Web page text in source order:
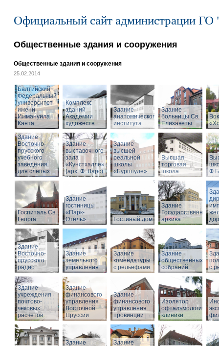
Официальный сайт администрации ГО
Общественные здания и сооружения
Общественные здания и сооружения
25.02.2014
Балтийский
Федеральный
университет
имени
Иммануила
Канта
Комплекс
зданий
Академии
художеств
Здание
анатомического
института
Здание
больницы Св.
Елизаветы
Здание
Восточно-
прусского
учебного
заведения
для слепых
Здание
выставочного
зала
«Кунстхалле»
(арх. Ф. Ларс)
Здание
высшей
реальной
школы
«Бургшуле»
Высшая
торговая
школа
Госпиталь Св.
Георга
Здание
гостиницы
«Парк-
Отель»
Гостиный дом
Здание
Государственного
архива
Здание
Восточно-
прусского
радио
Здание
земельного
управления
Здание
комендатуры
с рельефами
Здание
общественных
собраний
с
Здание
учреждения
почтово-
чековых
расчетов
Здание
финансового
управления
Восточной
Пруссии
Здание
финансового
управления
провинции
Изолятор
клиники
Здание
Здание